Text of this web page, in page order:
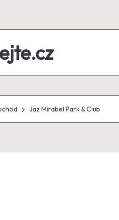
Jaz Mirabel Park & Club